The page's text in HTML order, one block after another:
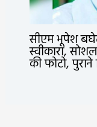
सीएम भूपेश
स्वीकारा,
की फोटो,